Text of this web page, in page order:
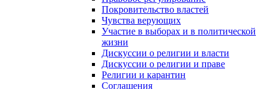
Покровительство властей
Чувства верующих
Участие в выборах и в политической
жизни
Дискуссии о религии и власти
Дискуссии о религии и праве
Религии и карантин
Соглашения